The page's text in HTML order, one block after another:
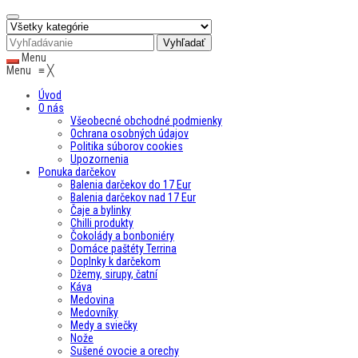
Menu
Menu ≡╳
Úvod
O nás
Všeobecné obchodné podmienky
Ochrana osobných údajov
Politika súborov cookies
Upozornenia
Ponuka darčekov
Balenia darčekov do 17 Eur
Balenia darčekov nad 17 Eur
Čaje a bylinky
Chilli produkty
Čokolády a bonboniéry
Domáce paštéty Terrina
Doplnky k darčekom
Džemy, sirupy, čatní
Káva
Medovina
Medovníky
Medy a sviečky
Nože
Sušené ovocie a orechy